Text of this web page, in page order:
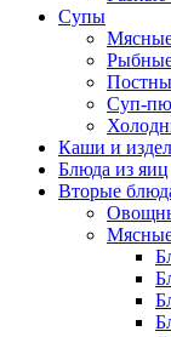
Супы
Суп-
Каши и
Блюда из яиц
Вторые